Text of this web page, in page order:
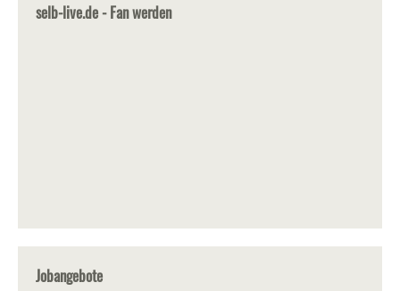
selb-live.de - Fan werden
Jobangebote